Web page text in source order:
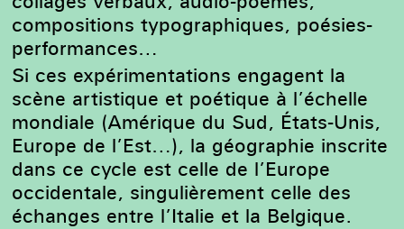
compositions typographiques, poésies-
performances…
Si ces expérimentations engagent la
scène artistique et poétique à l’échelle
mondiale (Amérique du Sud, États-Unis,
Europe de l’Est…), la géographie inscrite
dans ce cycle est celle de l’Europe
occidentale, singulièrement celle des
échanges entre l’Italie et la Belgique.